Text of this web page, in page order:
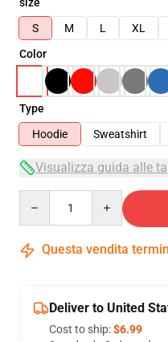
S
M L XL
Color
Type
Hoodie
Sweatshirt
Visualizza guida alle
Questa vendita
Deliver to United
Cost to ship:$6.99